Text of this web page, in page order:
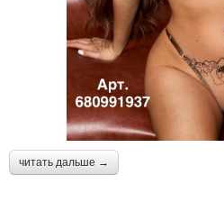
читать дальше →